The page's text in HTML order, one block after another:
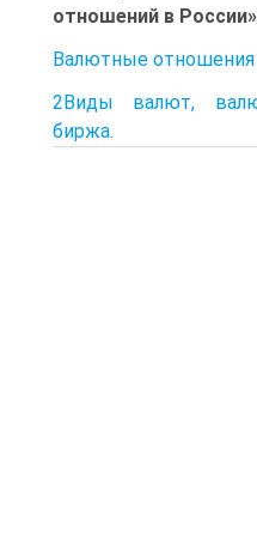
отношений в России»
Валютные отношения
2Виды валют,
биржа.